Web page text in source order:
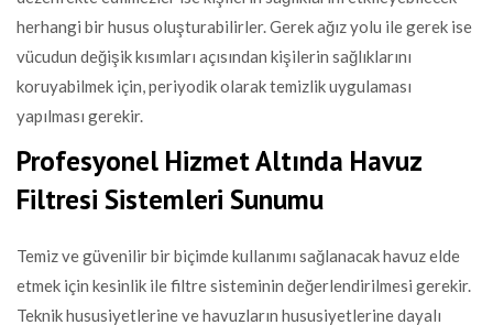
herhangi bir husus oluşturabilirler. Gerek ağız yolu ile gerek ise
vücudun değişik kısımları açısından kişilerin sağlıklarını
koruyabilmek için, periyodik olarak temizlik uygulaması
yapılması gerekir.
Profesyonel Hizmet Altında Havuz
Filtresi Sistemleri Sunumu
Temiz ve güvenilir bir biçimde kullanımı sağlanacak havuz elde
etmek için kesinlik ile filtre sisteminin değerlendirilmesi gerekir.
Teknik hususiyetlerine ve havuzların hususiyetlerine dayalı